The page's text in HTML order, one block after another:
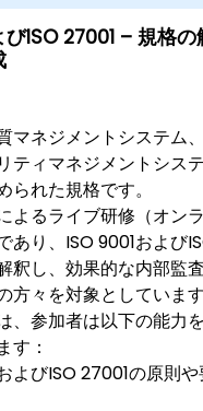
びISO 27001 – 規格
マネジメントシステム
ティマネジメントシス
られた規格です。
よるライブ研修（オン
あり、ISO 9001および
釈し、効果的な内部監
方々を対象としています
、参加者は以下の能力
す：
よびISO 27001の原則